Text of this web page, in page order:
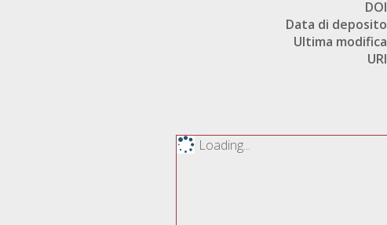
DOI
Data di deposito
Ultima modifica
URI
Loading...